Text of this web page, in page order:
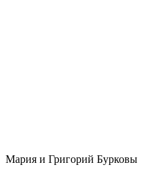
Мария и Григорий Бурковы